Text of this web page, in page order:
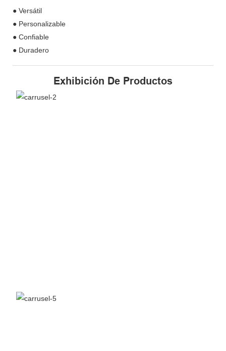
● Versátil
● Personalizable
● Confiable
● Duradero
Exhibición De Productos